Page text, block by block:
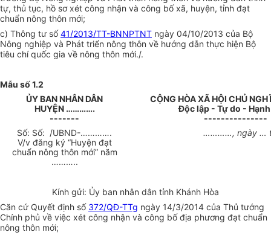
tự, thủ tục, hồ sơ xét công nhận và công bố xã, huyện, tỉnh đạt
chuẩn nông thôn mới;
c) Thông tư số41/2013/TT-BNNPTNT ngày 04/10/2013 của Bộ
Nông nghiệp và Phát triển nông thôn về hướng dẫn thực hiện Bộ
tiêu chí quốc gia về nông thôn mới./.
Mẫu số1.2
ỦY BAN NHÂN DÂN
HUYỆN………….
-------
CỘNG HÒA XÃ HỘI CHỦ
Độc lập - Tự do -
---------------
Số: Số: /UBND-………….
V/v đăng ký “Huyện đạt
chuẩn nông thôn mới” năm
………..
…………, ngày …
Kính gửi: Ủy ban nhân dân tỉnh Khánh Hòa
Căn cứ Quyết định số 372/QĐ-TTg ngày 14/3/2014 của Thủ tướng
Chính phủ về việc xét công nhận và công bố địa phương đạt chuẩn
nông thôn mới;